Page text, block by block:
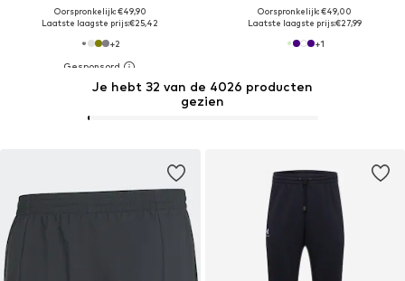
Oorspronkelijk: €49,90
Laatste laagste prijs:€25,42
+2
Oorspronkelijk: €49,00
Laatste laagste prijs:€27,99
+1
Je hebt 32 van de 4026 producten
gezien